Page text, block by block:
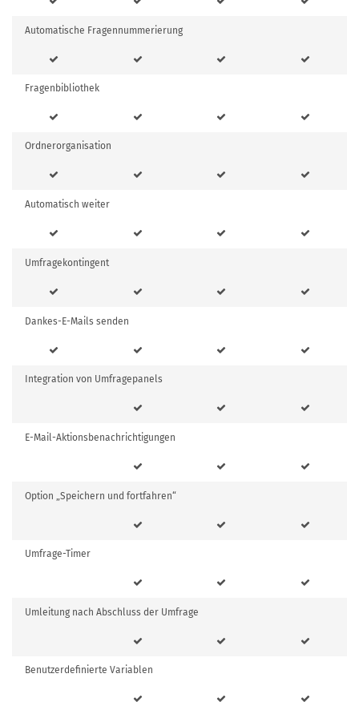
Automatische Fragennummerierung
Fragenbibliothek
Ordnerorganisation
Automatisch weiter
Umfragekontingent
Dankes-E-Mails senden
Integration von Umfragepanels
E-Mail-Aktionsbenachrichtigungen
Option „Speichern und fortfahren“
Umfrage-Timer
Umleitung nach Abschluss der Umfrage
Benutzerdefinierte Variablen